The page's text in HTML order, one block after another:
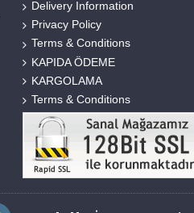
Delivery Information
Privacy Policy
Terms & Conditions
KAPIDA ÖDEME
KARGOLAMA
Terms & Conditions